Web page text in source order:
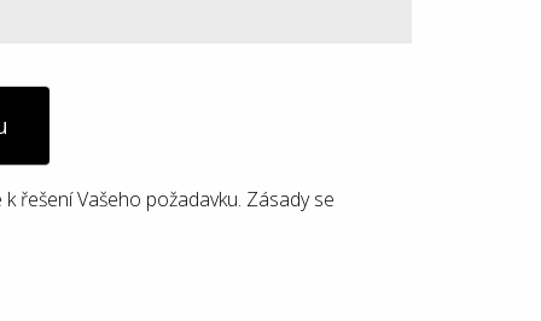
řešení Vašeho požadavku. Zásady se